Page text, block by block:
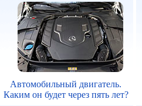
Автомобильный двигатель.
Каким он будет через пять лет?